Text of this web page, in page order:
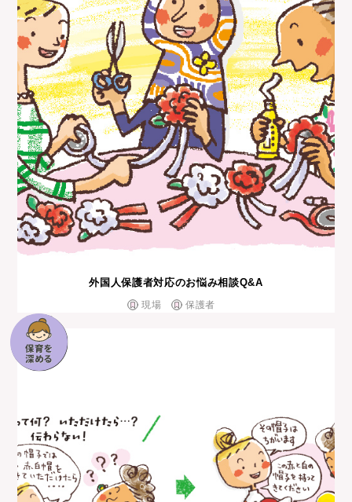
外国⼈保護者対応のお悩み相談Q&A
現場 保護者